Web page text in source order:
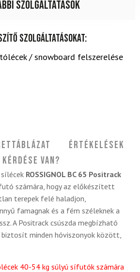
szolgáltatások
szolgáltatásokat:
/ snowboard felszerelése
Értékelések
Kérdése van?
ROSSIGNOL BC 65 Positrack
számára, hogy az előkészített
terepek felé haladjon,
famagnak és a fém széleknek a
A Positrack csúszda megbízható
minden hóviszonyok között,
40-54 kg súlyú sífutók számára